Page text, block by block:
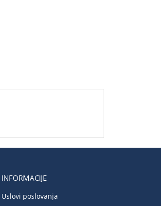
INFORMACIJE
Uslovi poslovanja